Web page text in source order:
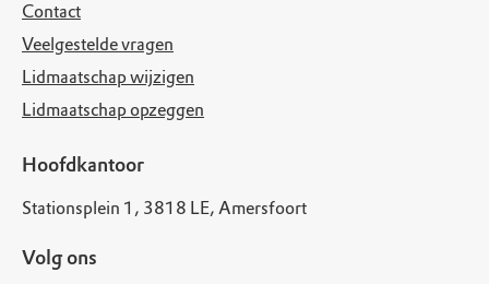
Contact
Veelgestelde vragen
Lidmaatschap wijzigen
Lidmaatschap opzeggen
Hoofdkantoor
Stationsplein 1, 3818 LE, Amersfoort
Volg ons